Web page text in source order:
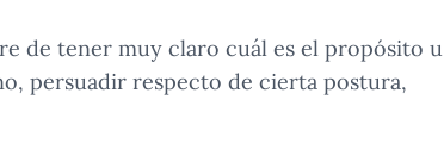
de tener muy claro cuál es el propósito u
persuadir respecto de cierta postura,